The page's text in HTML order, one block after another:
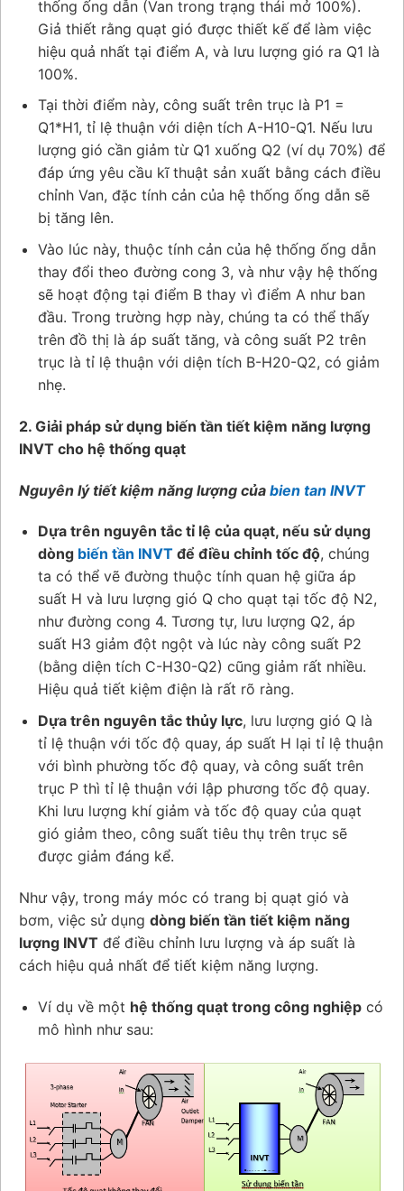
thống ống dẫn (Van trong trạng thái mở 100%).
Giả thiết rằng quạt gió được thiết kế để làm việc
hiệu quả nhất tại điểm A, và lưu lượng gió ra Q1 là
100%.
Tại thời điểm này, công suất trên trục là P1 =
Q1*H1, tỉ lệ thuận với diện tích A-H10-Q1. Nếu lưu
lượng gió cần giảm từ Q1 xuống Q2 (ví dụ 70%) để
đáp ứng yêu cầu kĩ thuật sản xuất bằng cách điều
chỉnh Van, đặc tính cản của hệ thống ống dẫn sẽ
bị tăng lên.
Vào lúc này, thuộc tính cản của hệ thống ống dẫn
thay đổi theo đường cong 3, và như vậy hệ thống
sẽ hoạt động tại điểm B thay vì điểm A như ban
đầu. Trong trường hợp này, chúng ta có thể thấy
trên đồ thị là áp suất tăng, và công suất P2 trên
trục là tỉ lệ thuận với diện tích B-H20-Q2, có giảm
nhẹ.
2. Giải pháp sử dụng biến tần tiết kiệm năng lượng
INVT cho hệ thống quạt
Nguyên lý tiết kiệm năng lượng của bien tan INVT
Dựa trên nguyên tắc tỉ lệ của quạt, nếu sử dụng
dòng biến tần INVTđể điều chỉnh tốc độ, chúng
ta có thể vẽ đường thuộc tính quan hệ giữa áp
suất H và lưu lượng gió Q cho quạt tại tốc độ N2,
như đường cong 4. Tương tự, lưu lượng Q2, áp
suất H3 giảm đột ngột và lúc này công suất P2
(bằng diện tích C-H30-Q2) cũng giảm rất nhiều.
Hiệu quả tiết kiệm điện là rất rõ ràng.
Dựa trên nguyên tắc thủy lực, lưu lượng gió Q là
tỉ lệ thuận với tốc độ quay, áp suất H lại tỉ lệ thuận
với bình phường tốc độ quay, và công suất trên
trục P thì tỉ lệ thuận với lập phương tốc độ quay.
Khi lưu lượng khí giảm và tốc độ quay của quạt
gió giảm theo, công suất tiêu thụ trên trục sẽ
được giảm đáng kể.
Như vậy, trong máy móc có trang bị quạt gió và
bơm, việc sử dụng dòng biến tần tiết kiệm năng
lượng INVT để điều chỉnh lưu lượng và áp suất là
cách hiệu quả nhất để tiết kiệm năng lượng.
Ví dụ về một hệ thống quạt trong công nghiệpcó
mô hình như sau: